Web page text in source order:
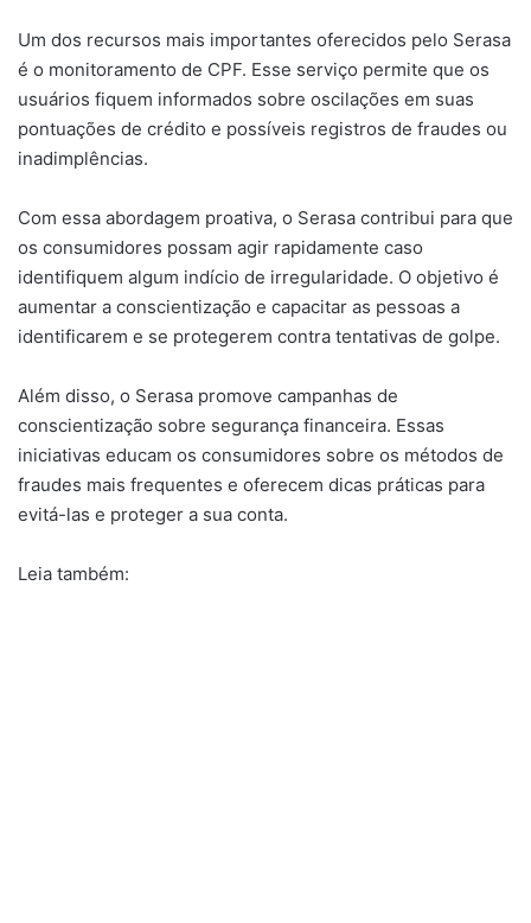
Um dos recursos mais importantes oferecidos pelo Serasa
é o monitoramento de CPF. Esse serviço permite que os
usuários fiquem informados sobre oscilações em suas
pontuações de crédito e possíveis registros de fraudes ou
inadimplências.
Com essa abordagem proativa, o Serasa contribui para que
os consumidores possam agir rapidamente caso
identifiquem algum indício de irregularidade. O objetivo é
aumentar a conscientização e capacitar as pessoas a
identificarem e se protegerem contra tentativas de golpe.
Além disso, o Serasa promove campanhas de
conscientização sobre segurança financeira. Essas
iniciativas educam os consumidores sobre os métodos de
fraudes mais frequentes e oferecem dicas práticas para
evitá-las e proteger a sua conta.
Leia também: